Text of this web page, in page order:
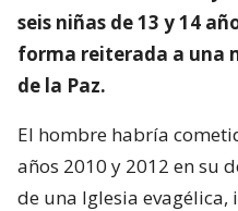
seis niñas de 13 y 14
forma reiterada a una
de la Paz.
El hombre habría
años 2010 y 2012 en su
de una Iglesia